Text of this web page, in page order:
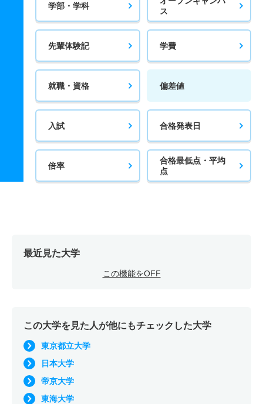
学部・学科
ス
先輩体験記 学費
就職・資格 偏差値
入試 合格発表日
倍率
合格最低点・平均
点
最近見た大学
この機能をOFF
この大学を見た人が他にもチェックした大学
東京都立大学
日本大学
帝京大学
東海大学